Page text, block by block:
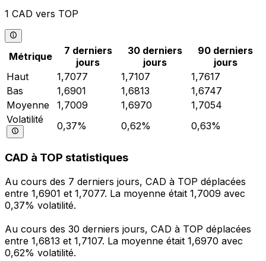
1 CAD vers TOP
Métrique
7 derniers
jours
30 derniers
jours
90 derniers
jours
Haut
1,7077 1,7107
1,7617
Bas
1,6901 1,6813
1,6747
Moyenne
1,7009 1,6970
1,7054
Volatilité
0,37% 0,62% 0,63%
CAD à TOP statistiques
Au cours des 7 derniers jours, CAD à TOP déplacées
entre 1,6901 et 1,7077. La moyenne était 1,7009 avec
0,37% volatilité.
Au cours des 30 derniers jours, CAD à TOP déplacées
entre 1,6813 et 1,7107. La moyenne était 1,6970 avec
0,62% volatilité.